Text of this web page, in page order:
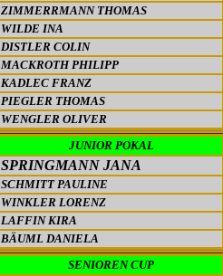
ZIMMERRMANN THOMAS
WILDE INA
DISTLER COLIN
MACKROTH PHILIPP
KADLEC FRANZ
PIEGLER THOMAS
WENGLER OLIVER
JUNIOR POKAL
SPRINGMANN JANA
SCHMITT PAULINE
WINKLER LORENZ
LAFFIN KIRA
BÄUML DANIELA
SENIOREN CUP